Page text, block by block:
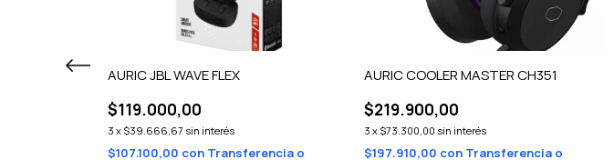
AURIC JBL WAVE FLEX
$119.000,00
3 x $39.666,67 sin interés
$107.100,00 con Transferencia o
AURIC COOLER MASTER CH351
$219.900,00
3 x $73.300,00 sin interés
$197.910,00 con Transferencia o